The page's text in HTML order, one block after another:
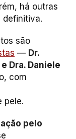
há outras
definitiva.
são
— Dr.
Dra. Daniele
com
pele.
pelo